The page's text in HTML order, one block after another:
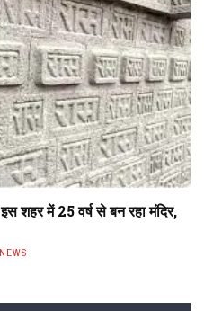
में 25 वर्ष से बन रहा मंदिर,